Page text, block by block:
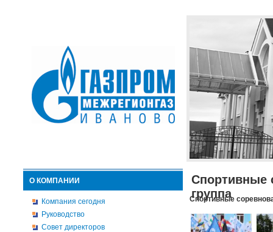
О КОМПАНИИ
Компания сегодня
Руководство
Совет директоров
Спортивные
группа
Спортивные